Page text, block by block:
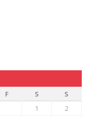
F S
S
1
2